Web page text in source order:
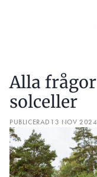
Alla
solceller
PUBLICERAD 13 NOV